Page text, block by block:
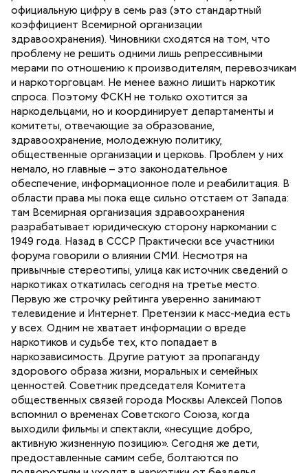
официальную цифру в семь раз (это стандартный
коэффициент Всемирной организации
здравоохранения). Чиновники сходятся на том, что
проблему не решить одними лишь репрессивными
мерами по отношению к производителям, перевозчикам
и наркоторговцам. Не менее важно лишить наркотик
спроса. Поэтому ФСКН не только охотится за
наркодельцами, но и координирует департаменты и
комитеты, отвечающие за образование,
здравоохранение, молодежную политику,
общественные организации и церковь. Проблем у них
немало, но главные – это законодательное
обеспечение, информационное поле и реабилитация. В
области права мы пока еще сильно отстаем от Запада:
там Всемирная организация здравоохранения
разрабатывает юридическую сторону наркомании с
1949 года. Назад в СССР Практически все участники
форума говорили о влиянии СМИ. Несмотря на
привычные стереотипы, улица как источник сведений о
наркотиках откатилась сегодня на третье место.
Первую же строчку рейтинга уверенно занимают
телевидение и Интернет. Претензии к масс-медиа есть
у всех. Одним не хватает информации о вреде
наркотиков и судьбе тех, кто попадает в
наркозависимость. Другие ратуют за пропаганду
здорового образа жизни, моральных и семейных
ценностей. Советник председателя Комитета
общественных связей города Москвы Алексей Попов
вспомнил о временах Советского Союза, когда
выходили фильмы и спектакли, «несущие добро,
активную жизненную позицию». Сегодня же дети,
предоставленные самим себе, болтаются по